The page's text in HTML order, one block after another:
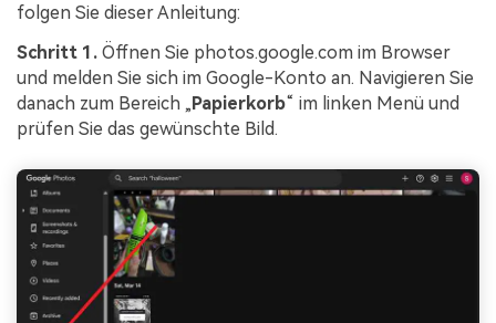
folgen Sie dieser Anleitung:
Schritt 1. Öffnen Sie photos.google.com im Browser
und melden Sie sich im Google-Konto an. Navigieren Sie
danach zum Bereich „Papierkorb“ im linken Menü und
prüfen Sie das gewünschte Bild.